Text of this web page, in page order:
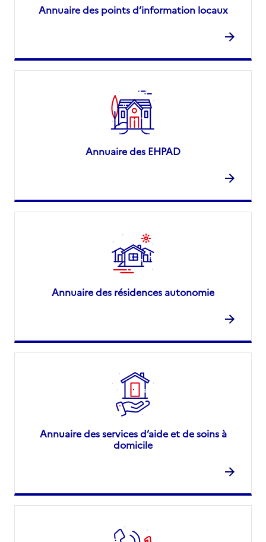
Annuaire des points d’information locaux
Annuaire des EHPAD
Annuaire des résidences autonomie
Annuaire des services d’aide et de soins à
domicile